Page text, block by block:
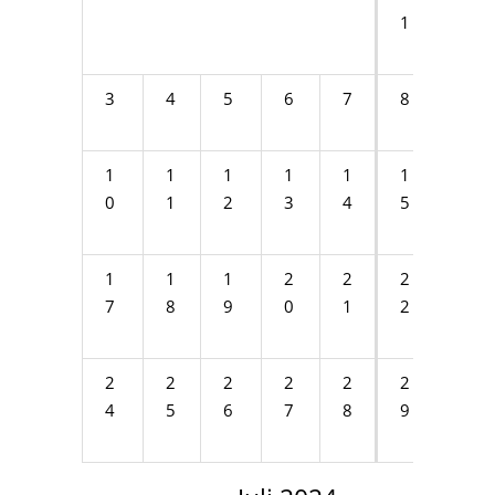
1
3 4 5 6 7 8
1
0
1
1
1
2
1
3
1
4
1
5
1
7
1
8
1
9
2
0
2
1
2
2
2
4
2
5
2
6
2
7
2
8
2
9